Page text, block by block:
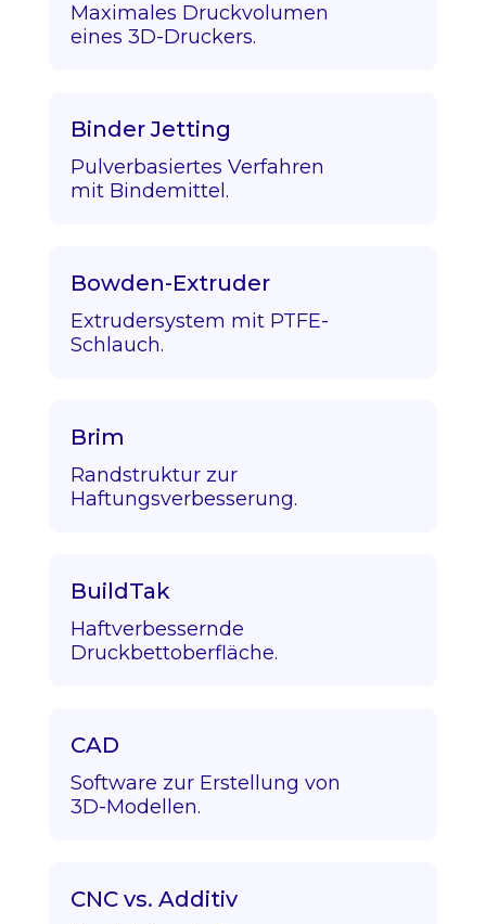
Maximales Druckvolumen
eines 3D-Druckers.
Binder Jetting
Pulverbasiertes Verfahren
mit Bindemittel.
Bowden-Extruder
Extrudersystem mit PTFE-
Schlauch.
Brim
Randstruktur zur
Haftungsverbesserung.
BuildTak
Haftverbessernde
Druckbettoberfläche.
CAD
Software zur Erstellung von
3D-Modellen.
CNC vs. Additiv